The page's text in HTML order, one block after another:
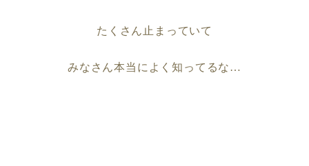
たくさん止まっていて
みなさん本当によく知ってるな…